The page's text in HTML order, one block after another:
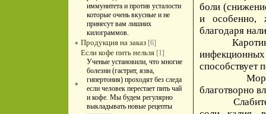
иммунитета и против усталости
которые очень вкусные и не
принесут вам лишних
килограммов.
Продукция на заказ [6]
Если кофе пить нельзя [1]
Ученые установили, что многие
болезни (гастрит, язва,
гипертония) проходят без следа
если человек перестает пить чай
и кофе. Мы будем регулярно
выкладывать новые рецепты
боли
и особенно,
благодаря
Каротин
способствует
Морковное
благотворно